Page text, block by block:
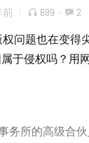
699 · 2
问题也在变得
于侵权吗？用
务所的高级合